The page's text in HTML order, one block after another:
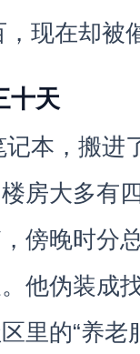
现在却被
十天
本，搬进
房大多有
傍晚时分
他伪装成
里的“养